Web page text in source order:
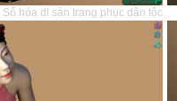
Số hóa di sản trang phục dân tộc